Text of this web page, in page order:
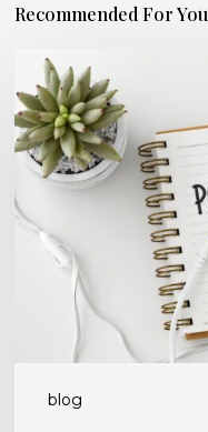
Recommended For You
blog
Marketing
musical
:
Comment
développer
une
stratégie